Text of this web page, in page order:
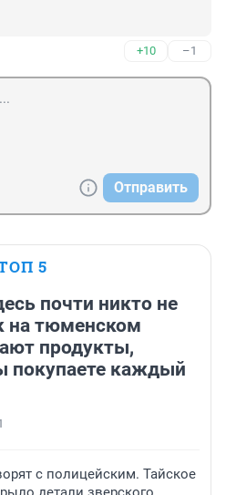
+10 –1
Отправить
5
почти никто не
на тюменском
продукты,
покупаете каждый
с полицейским. Тайское